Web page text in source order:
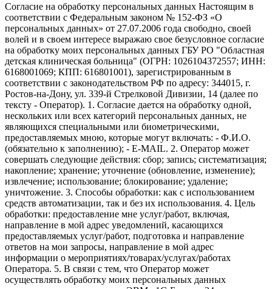
Согласие на обработку персональных данных Настоящим в
соответствии с Федеральным законом № 152-ФЗ «О
персональных данных» от 27.07.2006 года свободно, своей
волей и в своем интересе выражаю свое безусловное согласие
на обработку моих персональных данных ГБУ РО "Областная
детская клиническая больница" (ОГРН: 1026104372557; ИНН:
6168001069; КПП: 616801001), зарегистрированным в
соответствии с законодательством РФ по адресу: 344015, г.
Ростов-на-Дону, ул. 339-й Стрелковой Дивизии, 14 (далее по
тексту - Оператор). 1. Согласие дается на обработку одной,
нескольких или всех категорий персональных данных, не
являющихся специальными или биометрическими,
предоставляемых мною, которые могут включать: - Ф.И.О.
(обязательно к заполнению); - E-MAIL. 2. Оператор может
совершать следующие действия: сбор; запись; систематизация;
накопление; хранение; уточнение (обновление, изменение);
извлечение; использование; блокирование; удаление;
уничтожение. 3. Способы обработки: как с использованием
средств автоматизации, так и без их использования. 4. Цель
обработки: предоставление мне услуг/работ, включая,
направление в мой адрес уведомлений, касающихся
предоставляемых услуг/работ, подготовка и направление
ответов на мои запросы, направление в мой адрес
информации о мероприятиях/товарах/услугах/работах
Оператора. 5. В связи с тем, что Оператор может
осуществлять обработку моих персональных данных